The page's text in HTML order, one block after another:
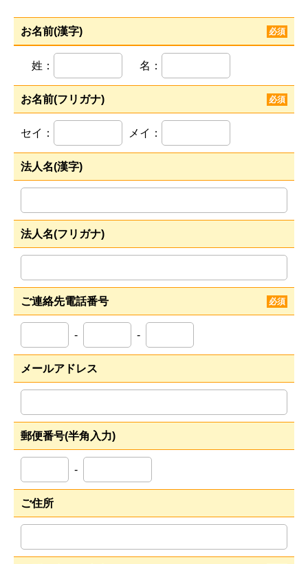
お名前(漢字) 必須
姓： 名：
お名前(フリガナ) 必須
セイ： メイ：
法人名(漢字)
法人名(フリガナ)
ご連絡先電話番号 必須
- -
メールアドレス
郵便番号(半角入力)
-
ご住所